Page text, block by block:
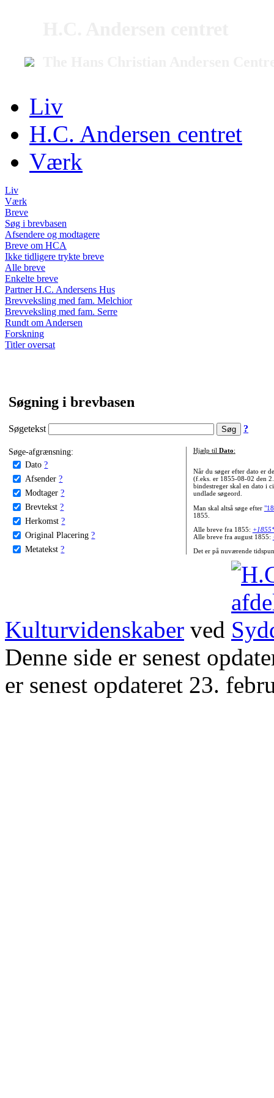
Liv
H.C. Andersen centret
Værk
Liv
Værk
Breve
Søg i brevbasen
Afsendere og modtagere
Breve om HCA
Ikke tidligere trykte breve
Alle breve
Enkelte breve
Partner H.C. Andersens Hus
Brevveksling med fam. Melchior
Brevveksling med fam. Serre
Rundt om Andersen
Forskning
Titler oversat
Søgning i brevbasen
Søgetekst ?
Søge-afgrænsning:
Dato ?
Afsender ?
Modtager ?
Brevtekst ?
Herkomst ?
Original Placering ?
Metatekst ?
Hjælp til Dato:
Når du søger efter dato er
(f.eks. er 1855-08-02 den
bindestreger skal en dato i
undlade søgeord.
Man skal altså søge efter
1855.
Alle breve fra 1855:
Alle breve fra august 1855:
Det er på nuværende
Kulturvidenskaber ved
Denne side er senest
er senest opdateret 23.